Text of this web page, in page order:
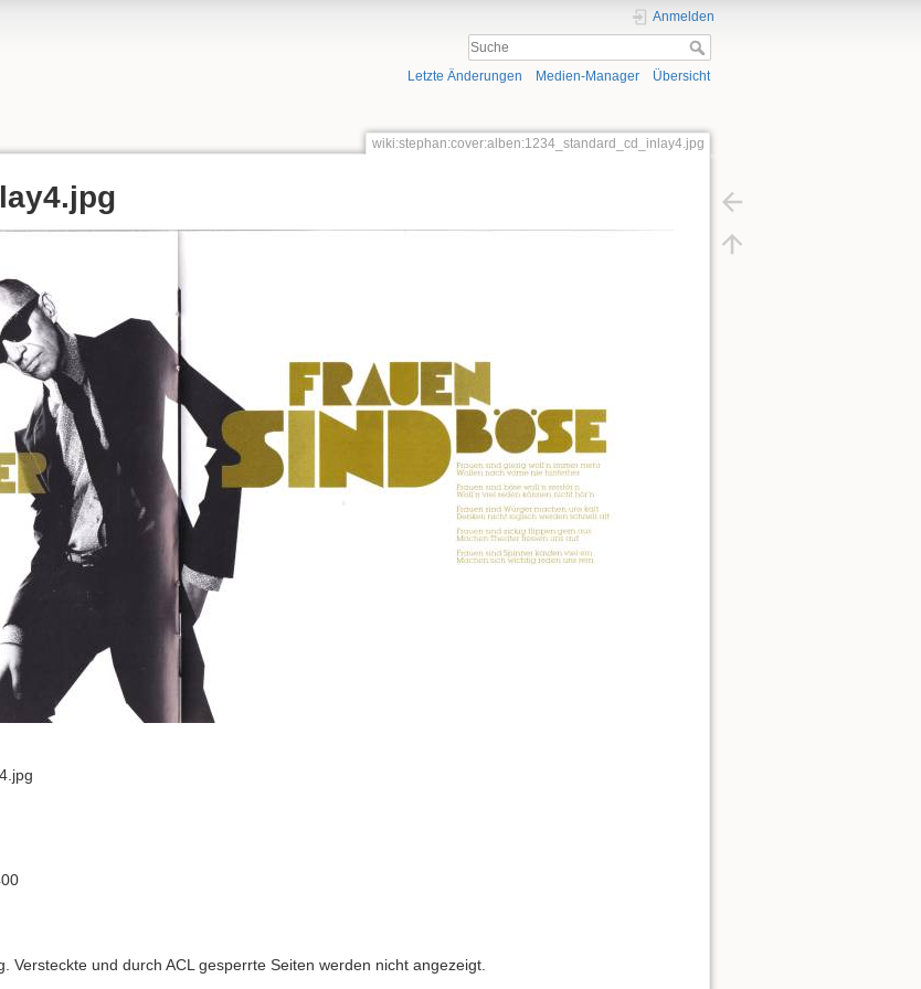
Anmelden
Letzte Änderungen Medien-Manager Übersicht
wiki:stephan:cover:alben:1234_standard_cd_inlay4.jpg
Versteckte und durch ACL gesperrte Seiten werden nicht angezeigt.